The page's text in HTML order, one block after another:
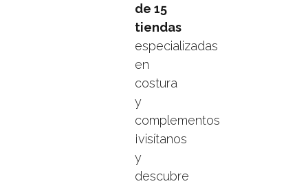
de 15
tiendas
especializadas
en
costura
y
complementos
¡visítanos
y
descubre